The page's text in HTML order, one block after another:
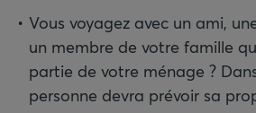
Vous voyagez avec un ami,
un membre de votre famille
partie de votre ménage ?
personne devra prévoir sa